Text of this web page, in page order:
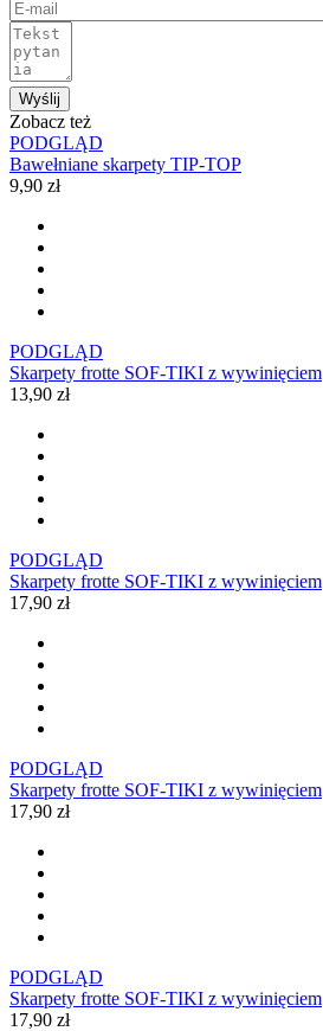
Wyślij
Zobacz też
PODGLĄD
Bawełniane skarpety TIP-TOP
9,90 zł
PODGLĄD
Skarpety frotte SOF-TIKI z wywinięciem
13,90 zł
PODGLĄD
Skarpety frotte SOF-TIKI z wywinięciem
17,90 zł
PODGLĄD
Skarpety frotte SOF-TIKI z wywinięciem
17,90 zł
PODGLĄD
Skarpety frotte SOF-TIKI z wywinięciem
17,90 zł